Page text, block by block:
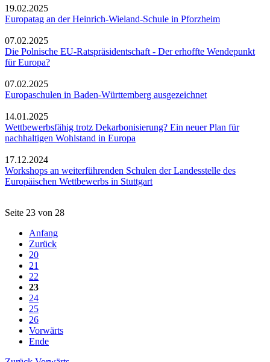
19.02.2025
Europatag an der Heinrich-Wieland-Schule in Pforzheim
07.02.2025
Die Polnische EU-Ratspräsidentschaft - Der erhoffte Wendepunkt
für Europa?
07.02.2025
Europaschulen in Baden-Württemberg ausgezeichnet
14.01.2025
Wettbewerbsfähig trotz Dekarbonisierung? Ein neuer Plan für
nachhaltigen Wohlstand in Europa
17.12.2024
Workshops an weiterführenden Schulen der Landesstelle des
Europäischen Wettbewerbs in Stuttgart
Seite 23 von 28
Anfang
Zurück
20
21
22
23
24
25
26
Vorwärts
Ende